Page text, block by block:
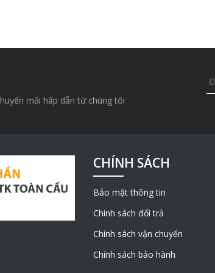
mãi hấp dẫn từ chúng tôi
CHÍNH SÁCH
Bảo mật thông tin
Chính sách đổi trả
Chính sách vận chuyển
Chính sách bảo hành